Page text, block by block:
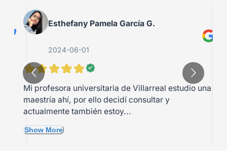
Esthefany Pamela García G.
2024-06-01
Mi profesora universitaria de Villarreal estudio una
maestría ahí, por ello decidí consultar y
actualmente también estoy...
Show More